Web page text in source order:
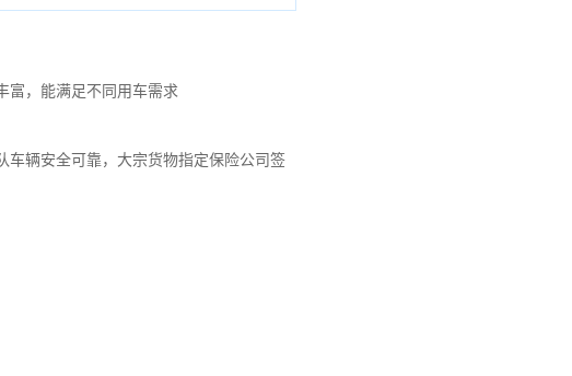
富，能满足不同用车需求
车辆安全可靠，大宗货物指定保险公司签